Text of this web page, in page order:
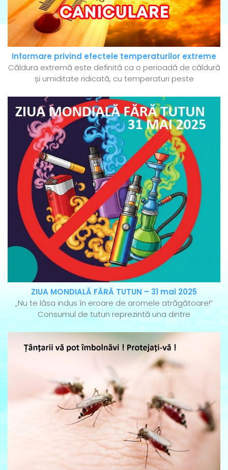
Informare privind efectele temperaturilor extreme
Căldura extremă este definită ca o perioadă de căldură
și umiditate ridicată, cu temperaturi peste
ZIUA MONDIALĂ FĂRĂ TUTUN – 31 mai 2025
„Nu te lăsa indus în eroare de aromele atrăgătoare!”
Consumul de tutun reprezintă una dintre